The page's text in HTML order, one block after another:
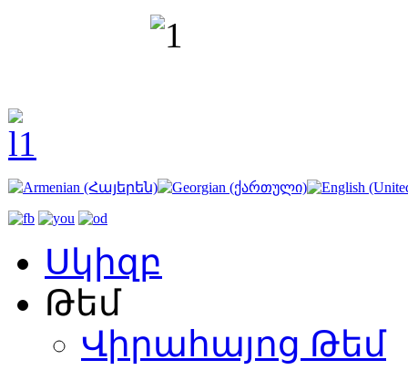
Սկիզբ
Թեմ
Վիրահայոց Թեմ